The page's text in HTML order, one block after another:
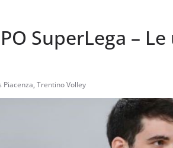
SuperLega –
Piacenza, Trentino Volley